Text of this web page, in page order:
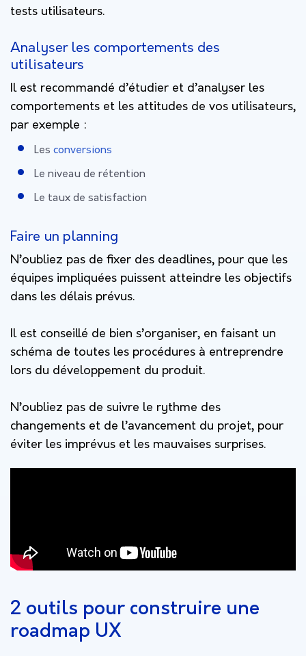
tests utilisateurs.
Analyser les comportements des
utilisateurs
Il est recommandé d’étudier et d’analyser les
comportements et les attitudes de vos utilisateurs,
par exemple :
Les conversions
Le niveau de rétention
Le taux de satisfaction
Faire un planning
N’oubliez pas de fixer des deadlines, pour que les
équipes impliquées puissent atteindre les objectifs
dans les délais prévus.
Il est conseillé de bien s’organiser, en faisant un
schéma de toutes les procédures à entreprendre
lors du développement du produit.
N’oubliez pas de suivre le rythme des
changements et de l’avancement du projet, pour
éviter les imprévus et les mauvaises surprises.
2 outils pour construire une
roadmap UX